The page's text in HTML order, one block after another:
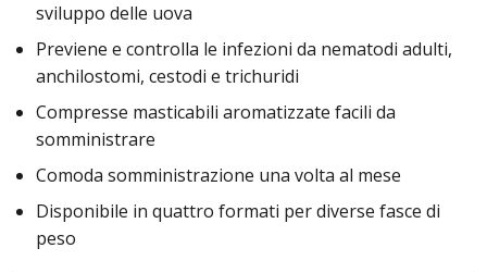
sviluppo delle uova
Previene e controlla le infezioni da nematodi adulti,
anchilostomi, cestodi e trichuridi
Compresse masticabili aromatizzate facili da
somministrare
Comoda somministrazione una volta al mese
Disponibile in quattro formati per diverse fasce di
peso